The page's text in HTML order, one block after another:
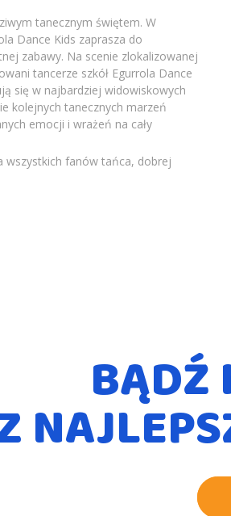
tanecznym świętem. W
Dance Kids zaprasza do
zabawy. Na scenie zlokalizowanej
tancerze szkół Egurrola Dance
się w najbardziej widowiskowych
kolejnych tanecznych marzeń
emocji i wrażeń na cały
wszystkich fanów tańca, dobrej
BĄDŹ